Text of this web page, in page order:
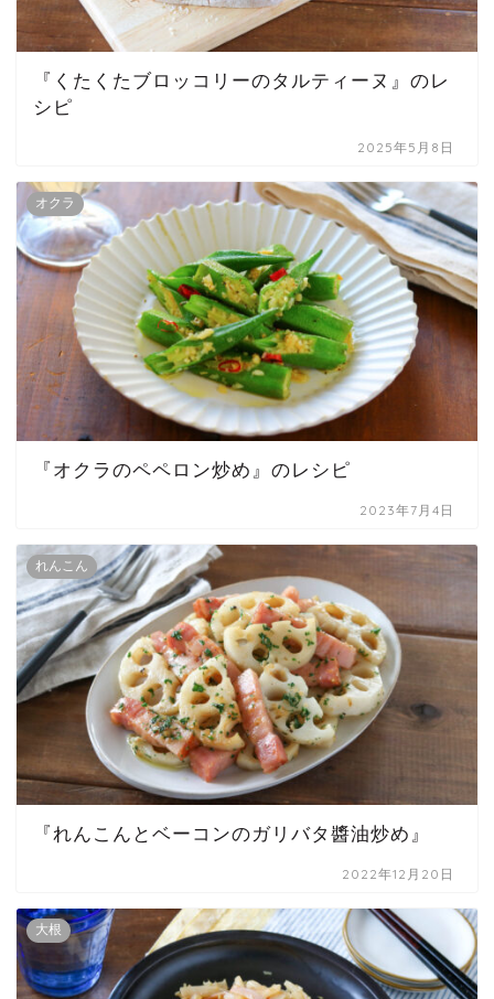
『くたくたブロッコリーのタルティーヌ』のレ
シピ
2025年5月8日
オクラ
『オクラのペペロン炒め』のレシピ
2023年7月4日
れんこん
『れんこんとベーコンのガリバタ醬油炒め』
2022年12月20日
大根